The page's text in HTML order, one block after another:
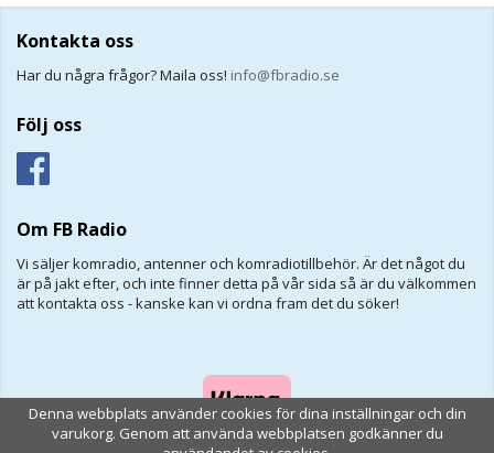
Kontakta oss
Har du några frågor? Maila oss! info@fbradio.se
Följ oss
Om FB Radio
Vi säljer komradio, antenner och komradiotillbehör. Är det något du
är på jakt efter, och inte finner detta på vår sida så är du välkommen
att kontakta oss - kanske kan vi ordna fram det du söker!
Denna webbplats använder cookies för dina inställningar och din
varukorg. Genom att använda webbplatsen godkänner du